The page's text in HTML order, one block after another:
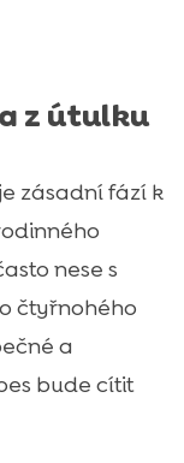
z útulku
zásadní fází k
nese s
čtyřnohého
a
bude cítit